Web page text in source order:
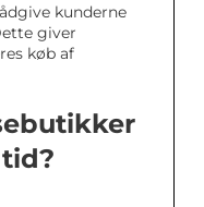
kunderne
giver
køb af